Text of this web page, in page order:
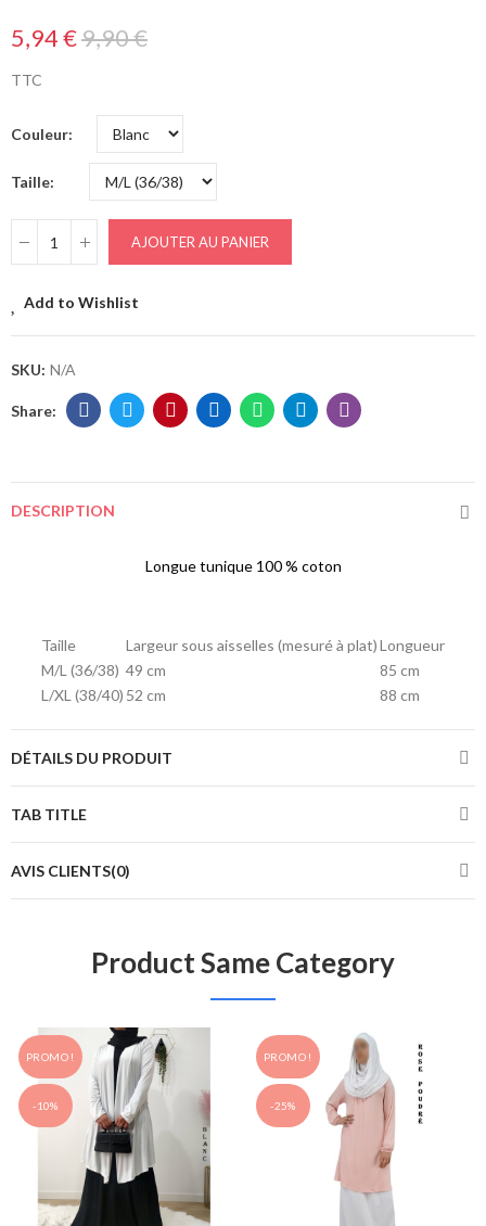
5,94 €9,90 €
TTC
Couleur
Taille
AJOUTER AU PANIER
Add to Wishlist
SKU: N/A
DESCRIPTION
Longue tunique 100 % coton
Taille Largeur sous aisselles (mesuré à plat)Longueur
M/L (36/38) 49 cm
85 cm
L/XL (38/40) 52 cm 88 cm
DÉTAILS DU PRODUIT
TAB TITLE
AVIS CLIENTS(0)
Product Same Category
PROMO !
-10%
PROMO !
-25%